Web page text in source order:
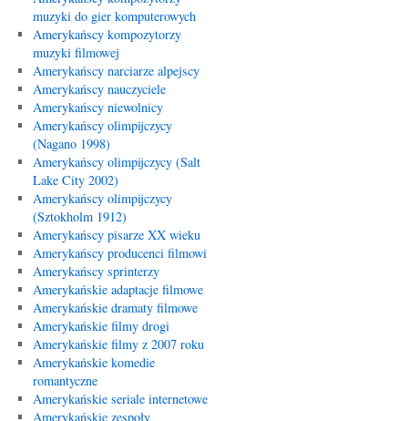
muzyki do gier komputerowych
Amerykańscy kompozytorzy
muzyki filmowej
Amerykańscy narciarze alpejscy
Amerykańscy nauczyciele
Amerykańscy niewolnicy
Amerykańscy olimpijczycy
(Nagano 1998)
Amerykańscy olimpijczycy (Salt
Lake City 2002)
Amerykańscy olimpijczycy
(Sztokholm 1912)
Amerykańscy pisarze XX wieku
Amerykańscy producenci filmowi
Amerykańscy sprinterzy
Amerykańskie adaptacje filmowe
Amerykańskie dramaty filmowe
Amerykańskie filmy drogi
Amerykańskie filmy z 2007 roku
Amerykańskie komedie
romantyczne
Amerykańskie seriale internetowe
Amerykańskie zespoły